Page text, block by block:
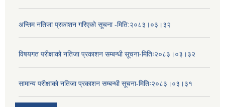
अन्तिम नतिजा प्रकाशन गरिएको सूचना -मिति:२०८३।०३।३२
विषयगत परीक्षाको नतिजा प्रकाशन सम्बन्धी सूचना-मितिः२०८३।०३।३२
सामान्य परीक्षाको नतिजा प्रकाशन सम्बन्धी सूचना-मितिः२०८३।०३।३१